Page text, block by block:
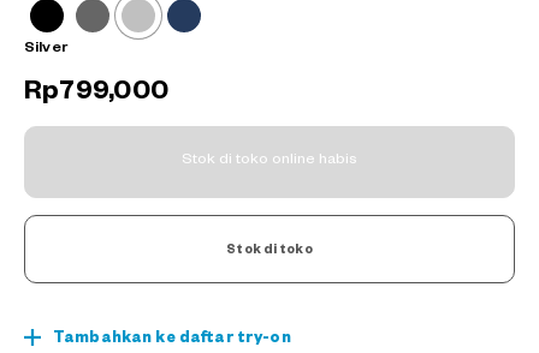
Silver
Rp799,000
Stok di toko online habis
Stok di toko
Tambahkan ke daftar try-on